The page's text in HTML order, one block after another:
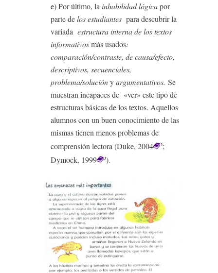
e) Por último, la inhabilidad lógicapor
parte delos estudiantes para descubrir la
variada estructura interna de los textos
informativosmás usados:
comparación/contraste, de causa/efecto,
descriptivos, secuenciales,
problema/soluciónyargumentativos. Se
muestran incapaces de «ver» este tipo de
estructuras básicas de los textos. Aquellos
alumnos con un buen conocimiento de las
mismas tienen menos problemas de
comprensión lectora (Duke, 2004
2;
Dymock, 1999
3).